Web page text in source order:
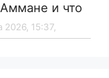
и что
2026, 15:37,